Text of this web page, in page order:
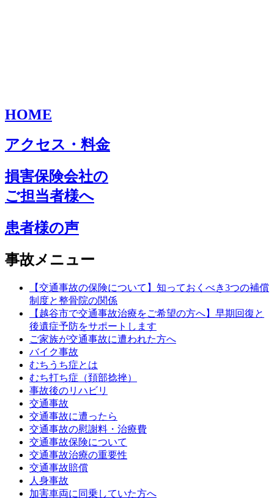
HOME
アクセス・料金
損害保険会社の
ご担当者様へ
患者様の声
事故メニュー
【交通事故の保険について】知っておくべき3つの補償
制度と整骨院の関係
【越谷市で交通事故治療をご希望の方へ】早期回復と
後遺症予防をサポートします
ご家族が交通事故に遭われた方へ
バイク事故
むちうち症とは
むち打ち症（頚部捻挫）
事故後のリハビリ
交通事故
交通事故に遭ったら
交通事故の慰謝料・治療費
交通事故保険について
交通事故治療の重要性
交通事故賠償
人身事故
加害車両に同乗していた方へ